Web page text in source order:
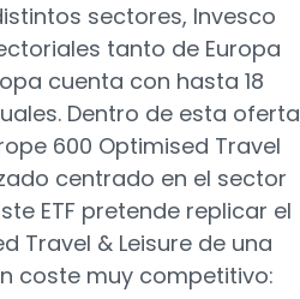
sectores, Invesco
tanto de Europa
cuenta con hasta 18
Dentro de esta oferta
600 Optimised Travel
centrado en el sector
ETF pretende replicar el
Travel & Leisure de una
coste muy competitivo: